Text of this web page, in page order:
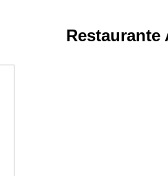
Restaurante